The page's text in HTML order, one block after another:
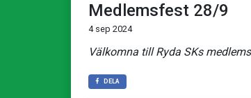
Medlemsfest 28/9
4 sep 2024
Välkomna till Ryda SKs
DELA